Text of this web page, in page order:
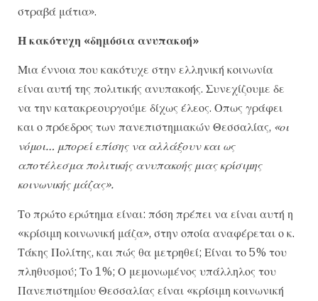
στραβά μάτια».
Η κακότυχη «δημόσια ανυπακοή»
Μια έννοια που κακότυχε στην ελληνική κοινωνία
είναι αυτή της πολιτικής ανυπακοής. Συνεχίζουμε δε
να την κατακρεουργούμε δίχως έλεος. Οπως γράφει
και ο πρόεδρος των πανεπιστημιακών Θεσσαλίας, «οι
νόμοι… μπορεί επίσης να αλλάξουν και ως
αποτέλεσμα πολιτικής ανυπακοής μιας κρίσιμης
κοινωνικής μάζας».
Το πρώτο ερώτημα είναι: πόση πρέπει να είναι αυτή η
«κρίσιμη κοινωνική μάζα», στην οποία αναφέρεται ο κ.
Τάκης Πολίτης, και πώς θα μετρηθεί; Είναι το 5% του
πληθυσμού; Το 1%; Ο μεμονωμένος υπάλληλος του
Πανεπιστημίου Θεσσαλίας είναι «κρίσιμη κοινωνική